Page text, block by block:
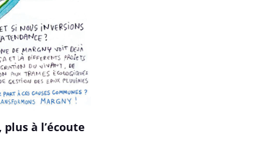
à l’écoute